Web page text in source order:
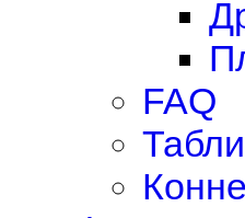
FAQ